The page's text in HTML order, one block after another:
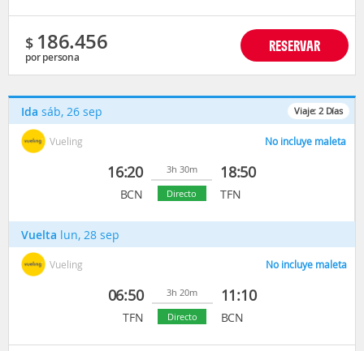
$ 186.456
por persona
RESERVAR
Viaje: 2 Días
Ida sáb, 26 sep
Vueling No incluye maleta
16:20
BCN
3h 30m
Directo
18:50
TFN
Vuelta lun, 28 sep
Vueling No incluye maleta
06:50
TFN
3h 20m
Directo
11:10
BCN